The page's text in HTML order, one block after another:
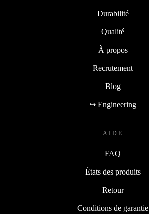
Durabilité
Qualité
À propos
Recrutement
Blog
↪ Engineering
AIDE
FAQ
États des produits
Retour
Conditions de garantie